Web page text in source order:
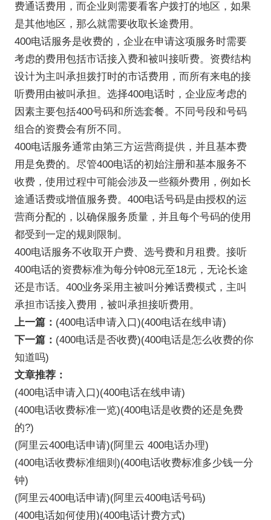
费通话费用，而企业则需要看客户拨打的地区，如果
是其他地区，那么就需要收取长途费用。
400电话服务是收费的，企业在申请这项服务时需要
考虑的费用包括市话接入费和被叫接听费。资费结构
设计为主叫承担拨打时的市话费用，而所有来电的接
听费用由被叫承担。选择400电话时，企业应考虑的
因素主要包括400号码和所选套餐。不同号段和号码
组合的资费会有所不同。
400电话服务通常由第三方运营商提供，并且基本费
用是免费的。尽管400电话的初始注册和基本服务不
收费，使用过程中可能会涉及一些额外费用，例如长
途通话费或增值服务费。400电话号码是由授权的运
营商分配的，以确保服务质量，并且每个号码的使用
都受到一定的规则限制。
400电话服务不收取开户费、选号费和月租费。接听
400电话的资费标准为每分钟08元至18元，无论长途
还是市话。400业务采用主被叫分摊话费模式，主叫
承担市话接入费用，被叫承担接听费用。
上一篇： (400电话申请入口)(400电话在线申请)
下一篇： (400电话是否收费)(400电话是怎么收费的你
知道吗)
文章推荐：
(400电话申请入口)(400电话在线申请)
(400电话收费标准一览)(400电话是收费的还是免费
的?)
(阿里云400电话申请)(阿里云 400电话办理)
(400电话收费标准细则)(400电话收费标准多少钱一分
钟)
(阿里云400电话申请)(阿里云400电话号码)
(400电话如何使用)(400电话计费方式)